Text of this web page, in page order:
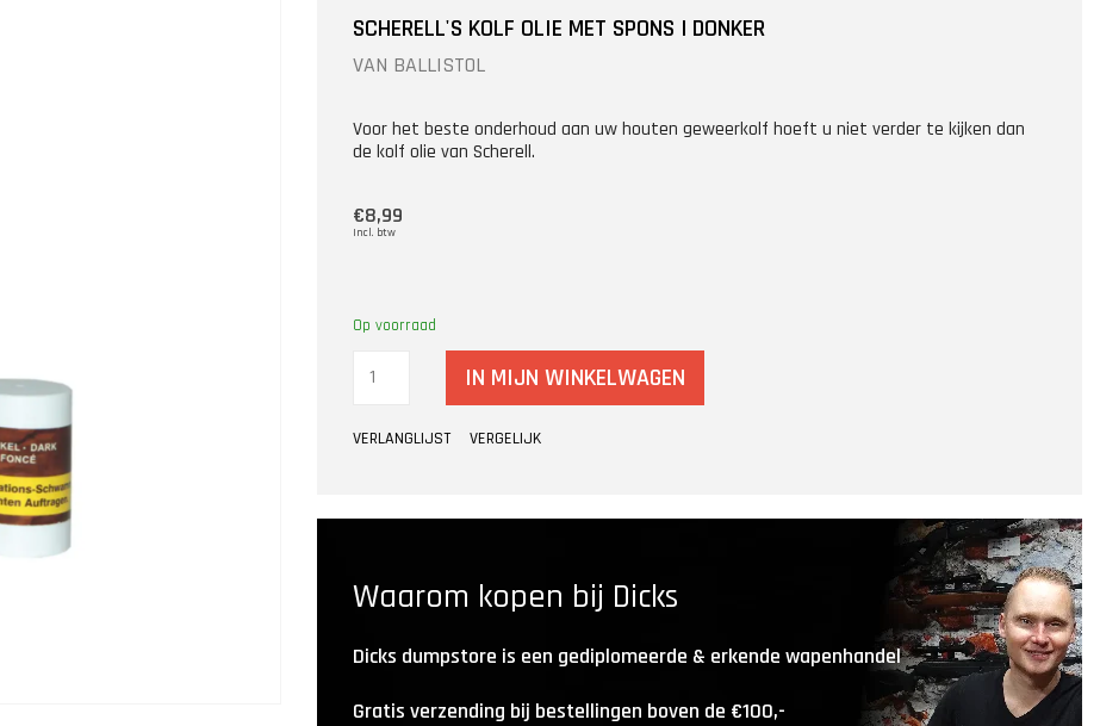
SCHERELL'S KOLF OLIE MET SPONS | DONKER
VAN BALLISTOL
Voor het beste onderhoud aan uw houten geweerkolf hoeft u niet verder te kijken dan
de kolf olie van Scherell.
€8,99
Incl. btw
Op voorraad
IN MIJN WINKELWAGEN
VERLANGLIJST VERGELIJK
Waarom kopen bij Dicks
Dicks dumpstore is een gediplomeerde & erkende wapenhandel
Gratis verzending bij bestellingen boven de €100,-